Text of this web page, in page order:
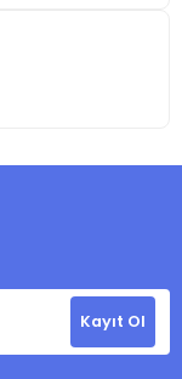
Kayıt Ol